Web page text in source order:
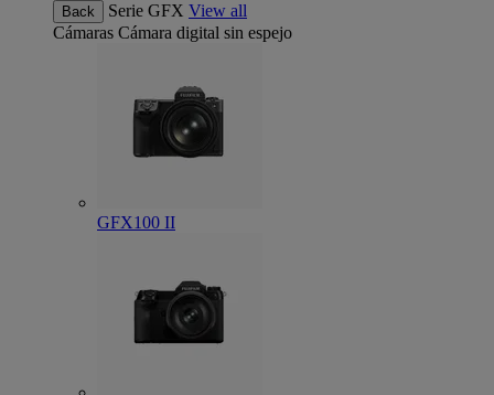
Back Serie GFX View all
Cámaras Cámara digital sin espejo
GFX100 II